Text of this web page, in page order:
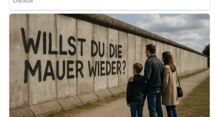
Paprikapulver verfeinern. Je länger der Salat
durchzieht, desto intensiver wird der Geschmack.
Serviere ihn mit frischen Brötchen oder knusprigem
Brot.
Nach: Feine Salate und pikante Spezialitäten, VEB Fachbuchverlag Leipzig, DDR, 1985
Bild für dein Pinterest-Board